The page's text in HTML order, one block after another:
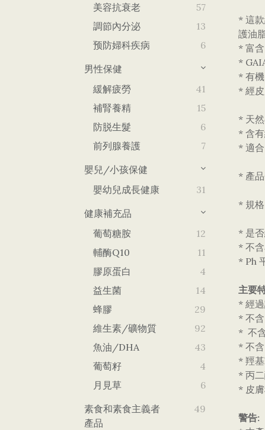
美容抗衰老
57
調節內分泌
13
预防婦科疾病
6
男性保健
緩解疲勞
41
補腎養精
15
防脱生髮
6
前列腺養護
7
嬰兒/小孩保健
嬰幼兒成長健康
31
健康補充品
葡萄糖胺
12
輔酶Q10
11
膠原蛋白
4
益生菌
14
蜂膠
29
維生素/礦物質
92
魚油/DHA
43
葡萄籽
4
月見草
6
素食和素食主義者
產品
49
* 這
護油
* 富
*
* 有
* 經
* 天
* 含
* 適
* 產
* 規
* 是
* 不
* Ph
主要
* 經
* 不
* 不
* 不
* 羥
* 丙
* 皮
警告: